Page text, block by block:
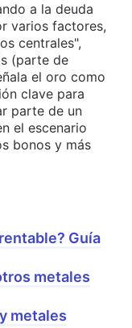
a la deuda
varios factores,
centrales",
(parte de
el oro como
clave para
parte de un
el escenario
bonos y más
Guía
metales
metales